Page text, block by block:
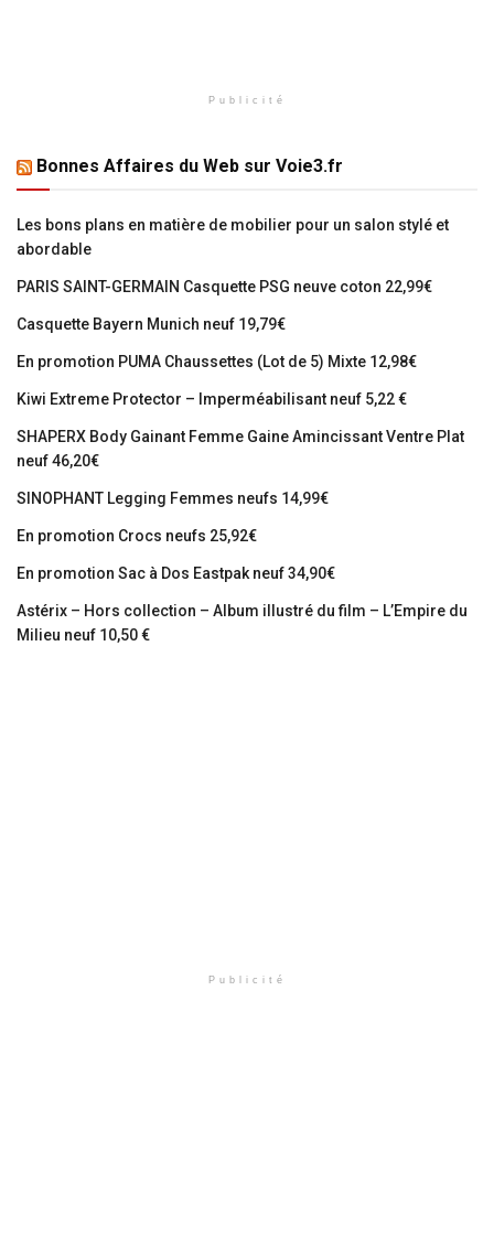
Publicité
Bonnes Affaires du Web sur Voie3.fr
Les bons plans en matière de mobilier pour un salon stylé et
abordable
PARIS SAINT-GERMAIN Casquette PSG neuve coton 22,99€
Casquette Bayern Munich neuf 19,79€
En promotion PUMA Chaussettes (Lot de 5) Mixte 12,98€
Kiwi Extreme Protector – Imperméabilisant neuf 5,22 €
SHAPERX Body Gainant Femme Gaine Amincissant Ventre Plat
neuf 46,20€
SINOPHANT Legging Femmes neufs 14,99€
En promotion Crocs neufs 25,92€
En promotion Sac à Dos Eastpak neuf 34,90€
Astérix – Hors collection – Album illustré du film – L’Empire du
Milieu neuf 10,50 €
Publicité